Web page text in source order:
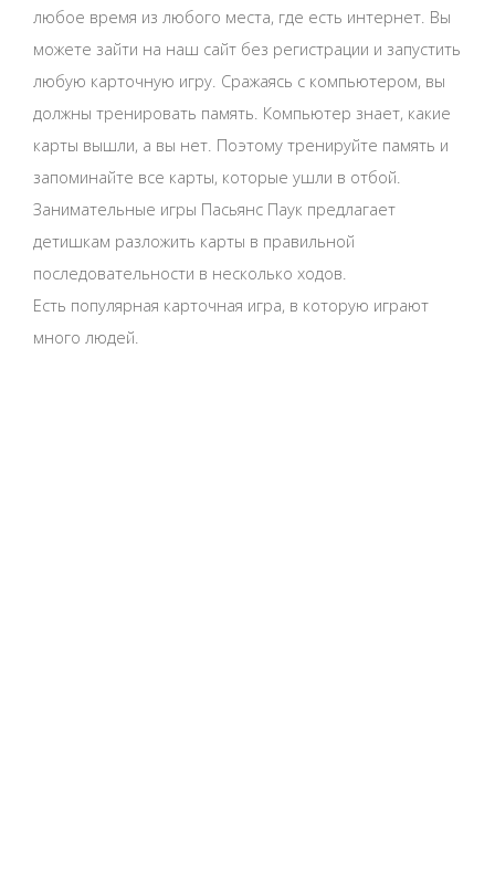
любое время из любого места, где есть интернет. Вы
можете зайти на наш сайт без регистрации и запустить
любую карточную игру. Сражаясь с компьютером, вы
должны тренировать память. Компьютер знает, какие
карты вышли, а вы нет. Поэтому тренируйте память и
запоминайте все карты, которые ушли в отбой.
Занимательные игры Пасьянс Паук предлагает
детишкам разложить карты в правильной
последовательности в несколько ходов.
Есть популярная карточная игра, в которую играют
много людей.